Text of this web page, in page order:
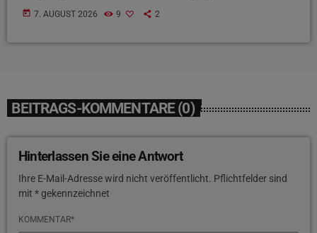
today 7. AUGUST 2026 9 2
BEITRAGS-KOMMENTARE (0)
Hinterlassen Sie eine Antwort
Ihre E-Mail-Adresse wird nicht veröffentlicht. Pflichtfelder sind
mit * gekennzeichnet
KOMMENTAR*